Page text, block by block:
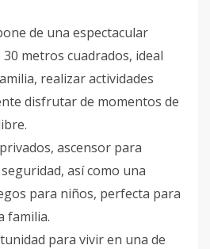
de una espectacular
metros cuadrados, ideal
realizar actividades
disfrutar de momentos de
ascensor para
así como una
para niños, perfecta para
familia.
para vivir en una de